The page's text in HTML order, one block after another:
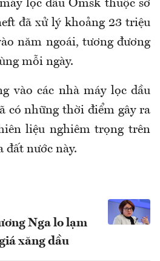
lọc dầu Omsk thuộc sở
đã xử lý khoảng 23 triệu
năm ngoái, tương đương
mỗi ngày.
vào các nhà máy lọc dầu
có những thời điểm gây ra
liệu nghiêm trọng trên
đất nước này.
Nga lo lạm
xăng dầu